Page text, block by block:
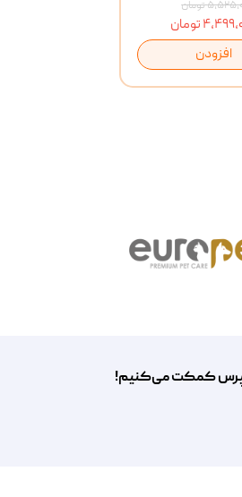
تومان
تومان
افزودن
بپرس کمکت می‌کنیم!